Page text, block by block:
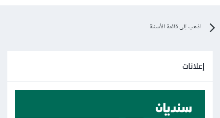
اذهب إلى قائمة الأسئلة
إعلانات